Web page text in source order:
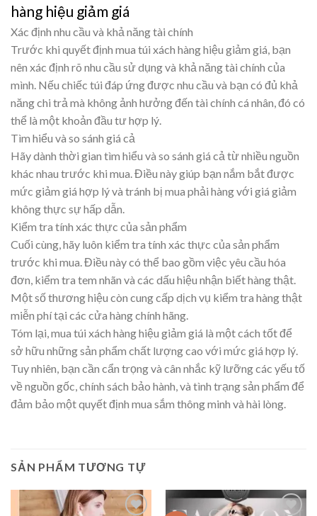
hàng hiệu giảm giá
Xác định nhu cầu và khả năng tài chính
Trước khi quyết định mua túi xách hàng hiệu giảm giá, bạn
nên xác định rõ nhu cầu sử dụng và khả năng tài chính của
mình. Nếu chiếc túi đáp ứng được nhu cầu và bạn có đủ khả
năng chi trả mà không ảnh hưởng đến tài chính cá nhân, đó có
thể là một khoản đầu tư hợp lý.
Tìm hiểu và so sánh giá cả
Hãy dành thời gian tìm hiểu và so sánh giá cả từ nhiều nguồn
khác nhau trước khi mua. Điều này giúp bạn nắm bắt được
mức giảm giá hợp lý và tránh bị mua phải hàng với giá giảm
không thực sự hấp dẫn.
Kiểm tra tính xác thực của sản phẩm
Cuối cùng, hãy luôn kiểm tra tính xác thực của sản phẩm
trước khi mua. Điều này có thể bao gồm việc yêu cầu hóa
đơn, kiểm tra tem nhãn và các dấu hiệu nhận biết hàng thật.
Một số thương hiệu còn cung cấp dịch vụ kiểm tra hàng thật
miễn phí tại các cửa hàng chính hãng.
Tóm lại, mua túi xách hàng hiệu giảm giá là một cách tốt để
sở hữu những sản phẩm chất lượng cao với mức giá hợp lý.
Tuy nhiên, bạn cần cẩn trọng và cân nhắc kỹ lưỡng các yếu tố
về nguồn gốc, chính sách bảo hành, và tình trạng sản phẩm để
đảm bảo một quyết định mua sắm thông minh và hài lòng.
SẢN PHẨM TƯƠNG TỰ